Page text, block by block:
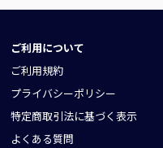
ご利用について
ご利用規約
プライバシーポリシー
特定商取引法に基づく表示
よくある質問